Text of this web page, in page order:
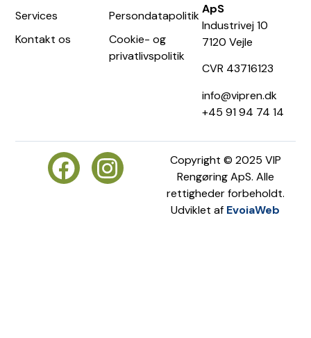
Services
Kontakt os
Persondatapolitik
Cookie- og
privatlivspolitik
ApS
Industrivej 10
7120 Vejle
CVR 43716123
info@vipren.dk
+45 91 94 74 14
Copyright © 2025 VIP
Rengøring ApS. Alle
rettigheder forbeholdt.
Udviklet af EvoiaWeb